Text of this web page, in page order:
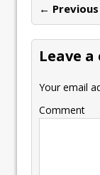
←
Leave
Your email
Comment